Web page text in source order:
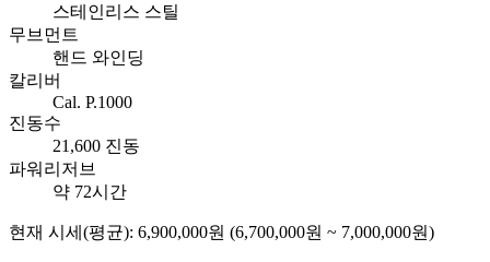
스테인리스 스틸
무브먼트
핸드 와인딩
칼리버
Cal. P.1000
진동수
21,600 진동
파워리저브
약 72시간
현재 시세(평균): 6,900,000원 (6,700,000원 ~ 7,000,000원)